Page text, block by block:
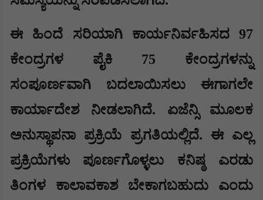
ಈ ಹಿಂದೆ ಸರಿಯಾಗಿ ಕಾರ್ಯನಿರ್ವಹಿಸದ 97
ಕೇಂದ್ರಗಳ ಪೈಕಿ 75 ಕೇಂದ್ರಗಳನ್ನು
ಸಂಪೂರ್ಣವಾಗಿ ಬದಲಾಯಿಸಲು ಈಗಾಗಲೇ
ಕಾರ್ಯಾದೇಶ ನೀಡಲಾಗಿದೆ. ಏಜೆನ್ಸಿ ಮೂಲಕ
ಅನುಸ್ಥಾಪನಾ ಪ್ರಕ್ರಿಯೆ ಪ್ರಗತಿಯಲ್ಲಿದೆ. ಈ ಎಲ್ಲ
ಪ್ರಕ್ರಿಯೆಗಳು ಪೂರ್ಣಗೊಳ್ಳಲು ಕನಿಷ್ಠ ಎರಡು
ತಿಂಗಳ ಕಾಲಾವಕಾಶ ಬೇಕಾಗಬಹುದು ಎಂದು